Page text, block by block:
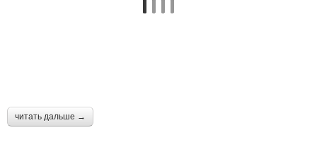
читать дальше →